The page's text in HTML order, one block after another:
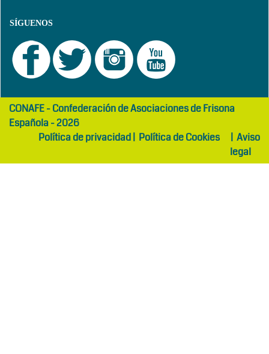
SÍGUENOS
girls
abaya
maltepe
otelCONAFE - Confederación de Asociaciones de Frisona
Española - 2026
Política de privacidad| Política de Cookies | Aviso
legal